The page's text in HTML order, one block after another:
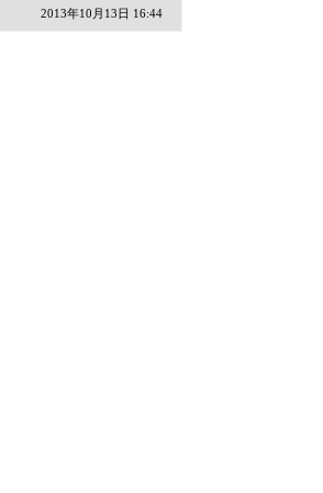
2013年10月13日 16:44